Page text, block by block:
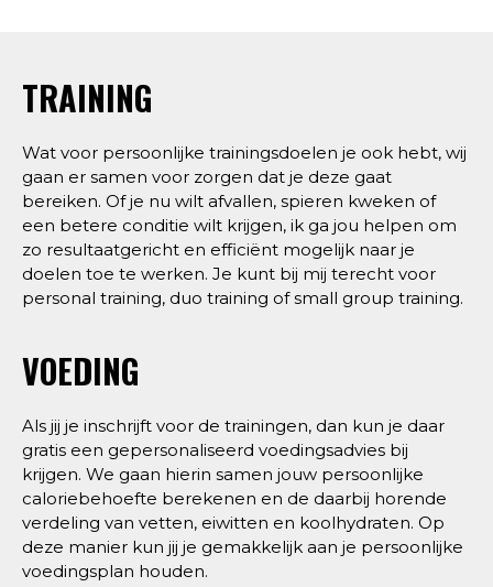
TRAINING
Wat voor persoonlijke trainingsdoelen je ook hebt, wij
gaan er samen voor zorgen dat je deze gaat
bereiken. Of je nu wilt afvallen, spieren kweken of
een betere conditie wilt krijgen, ik ga jou helpen om
zo resultaatgericht en efficiënt mogelijk naar je
doelen toe te werken. Je kunt bij mij terecht voor
personal training, duo training of small group training.
VOEDING
Als jij je inschrijft voor de trainingen, dan kun je daar
gratis een gepersonaliseerd voedingsadvies bij
krijgen. We gaan hierin samen jouw persoonlijke
caloriebehoefte berekenen en de daarbij horende
verdeling van vetten, eiwitten en koolhydraten. Op
deze manier kun jij je gemakkelijk aan je persoonlijke
voedingsplan houden.